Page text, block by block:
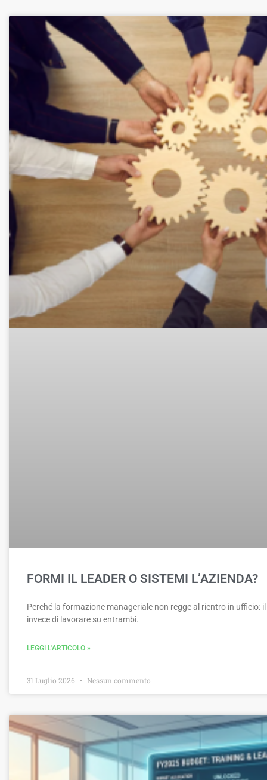
FORMI IL LEADER O SISTEMI L’AZIENDA?
Perché la formazione manageriale non regge al rientro in ufficio:
invece di lavorare su entrambi.
LEGGI L'ARTICOLO »
31 Luglio 2026 Nessun commento